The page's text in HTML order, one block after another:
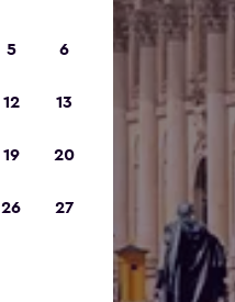
5 6
12 13
19 20
26 27